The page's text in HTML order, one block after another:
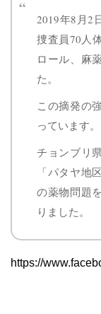
2019年8月2
捜査員70人
ロール、麻
た。
この摘発の
っています。
チョンブリ
「パタヤ地
の薬物問題
りました。
https://